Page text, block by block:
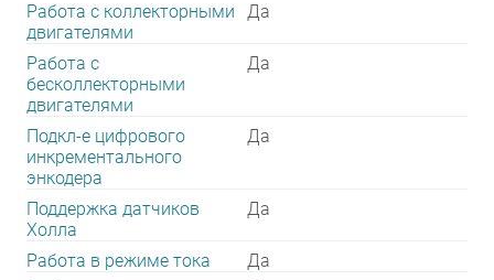
Работа с коллекторными
двигателями
Да
Работа с
бесколлекторными
двигателями
Да
Подкл-е цифрового
инкрементального
энкодера
Да
Поддержка датчиков
Холла
Да
Работа в режиме тока
Да